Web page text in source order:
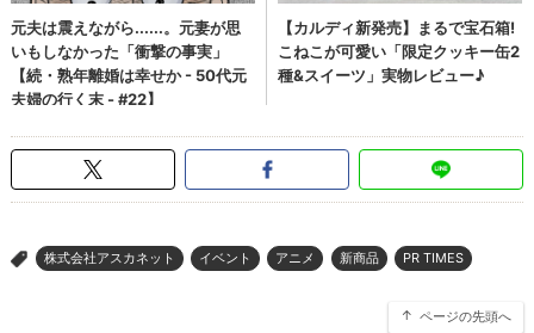
> 株式会社アスカネット イベント アニメ 新商品 PR TIMES
ページの先頭へ